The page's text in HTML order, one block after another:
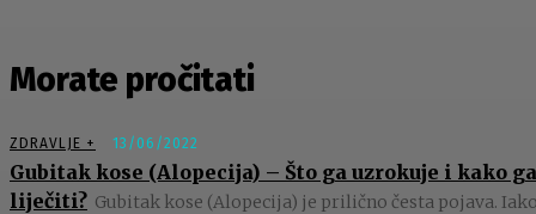
Morate pročitati
ZDRAVLJE + 13/06/2022
Gubitak kose (Alopecija) – Što ga uzrokuje i kako ga
liječiti? Gubitak kose (Alopecija) je prilično česta pojava.